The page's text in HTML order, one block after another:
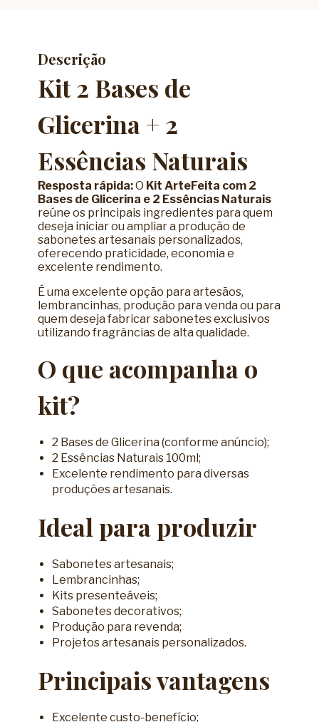
Descrição
Kit 2 Bases de
Glicerina + 2
Essências Naturais
Resposta rápida:O Kit ArteFeita com 2
Bases de Glicerina e 2 Essências Naturais
reúne os principais ingredientes para quem
deseja iniciar ou ampliar a produção de
sabonetes artesanais personalizados,
oferecendo praticidade, economia e
excelente rendimento.
É uma excelente opção para artesãos,
lembrancinhas, produção para venda ou para
quem deseja fabricar sabonetes exclusivos
utilizando fragrâncias de alta qualidade.
O que acompanha o
kit?
2 Bases de Glicerina (conforme anúncio);
2 Essências Naturais 100ml;
Excelente rendimento para diversas
produções artesanais.
Ideal para produzir
Sabonetes artesanais;
Lembrancinhas;
Kits presenteáveis;
Sabonetes decorativos;
Produção para revenda;
Projetos artesanais personalizados.
Principais vantagens
Excelente custo-benefício;